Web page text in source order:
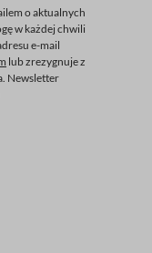
o aktualnych
w każdej chwili
e-mail
lub zrezygnuje z
Newsletter